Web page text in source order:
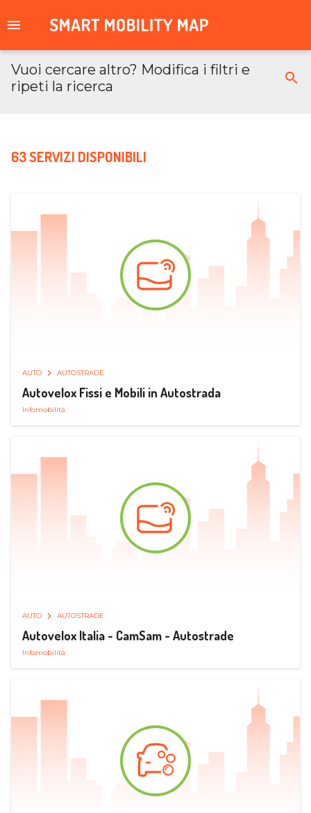
Vuoi cercare altro? Modifica i filtri e
ripeti la ricerca
63 SERVIZI DISPONIBILI
AUTO AUTOSTRADE
Autovelox Fissi e Mobili in Autostrada
Infomobilità
AUTO AUTOSTRADE
Autovelox Italia - CamSam - Autostrade
Infomobilità